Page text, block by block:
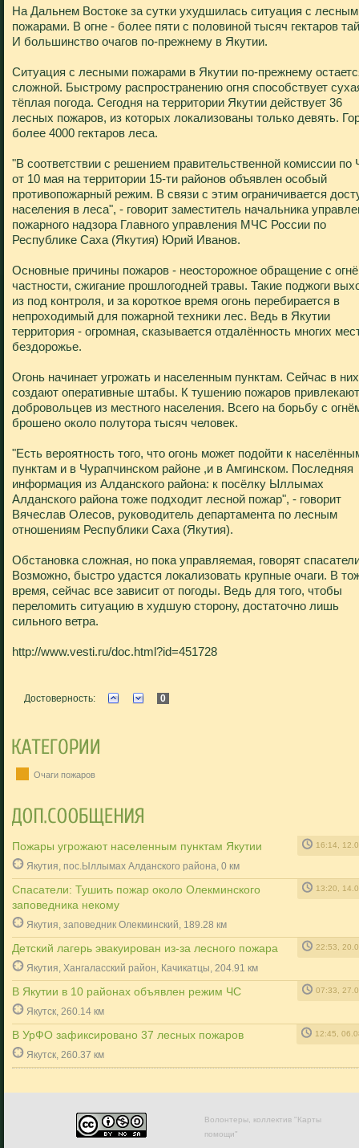
На Дальнем Востоке за сутки ухудшилась ситуация с
пожарами. В огне - более пяти с половиной тысяч гектаров
И большинство очагов по-прежнему в Якутии.
Ситуация с лесными пожарами в Якутии по-прежнему
сложной. Быстрому распространению огня способствует
тёплая погода. Сегодня на территории Якутии действует 36
лесных пожаров, из которых локализованы только девять.
более 4000 гектаров леса.
"В соответствии с решением правительственной комиссии по
от 10 мая на территории 15-ти районов объявлен особый
противопожарный режим. В связи с этим ограничивается
населения в леса", - говорит заместитель начальника
пожарного надзора Главного управления МЧС России по
Республике Саха (Якутия) Юрий Иванов.
Основные причины пожаров - неосторожное обращение с
частности, сжигание прошлогодней травы. Такие поджоги
из под контроля, и за короткое время огонь перебирается в
непроходимый для пожарной техники лес. Ведь в Якутии
территория - огромная, сказывается отдалённость многих
бездорожье.
Огонь начинает угрожать и населенным пунктам. Сейчас в них
создают оперативные штабы. К тушению пожаров привлекают
добровольцев из местного населения. Всего на борьбу с
брошено около полутора тысяч человек.
"Есть вероятность того, что огонь может подойти к
пунктам и в Чурапчинском районе ,и в Амгинском. Последняя
информация из Алданского района: к посёлку Ыллымах
Алданского района тоже подходит лесной пожар", - говорит
Вячеслав Олесов, руководитель департамента по лесным
отношениям Республики Саха (Якутия).
Обстановка сложная, но пока управляемая, говорят
Возможно, быстро удастся локализовать крупные очаги. В
время, сейчас все зависит от погоды. Ведь для того, чтобы
переломить ситуацию в худшую сторону, достаточно лишь
сильного ветра.
http://www.vesti.ru/doc.html?id=451728
Достоверность: 0
Очаги пожаров
Пожары угрожают населенным пунктам Якутии 16:14,
Якутия, пос.Ыллымах Алданского района, 0 км
Спасатели: Тушить пожар около Олекминского
заповедника некому
13:20,
Якутия, заповедник Олекминский, 189.28 км
Детский лагерь эвакуирован из-за лесного пожара 22:53,
Якутия, Хангаласский район, Качикатцы, 204.91 км
В Якутии в 10 районах объявлен режим ЧС 07:33,
Якутск, 260.14 км
В УрФО зафиксировано 37 лесных пожаров 12:45,
Якутск, 260.37 км
Волонтеры, коллектив "Карты
помощи"